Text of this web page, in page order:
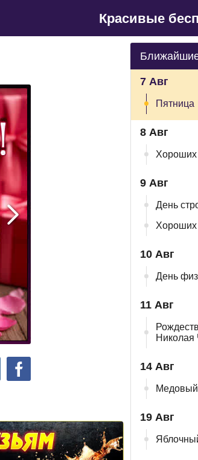
Красивые
7 Авг
Пятница
8 Авг
9 Авг
День
10 Авг
День
11 Авг
Николая
14 Авг
19 Авг